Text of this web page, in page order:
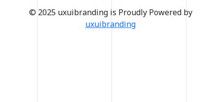
© 2025 uxuibranding is Proudly Powered by
uxuibranding